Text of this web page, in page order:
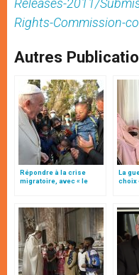
Releases-2011/
Rights-Commission-
Autres
Répondre à la crise
migratoire, avec « le
La
choix